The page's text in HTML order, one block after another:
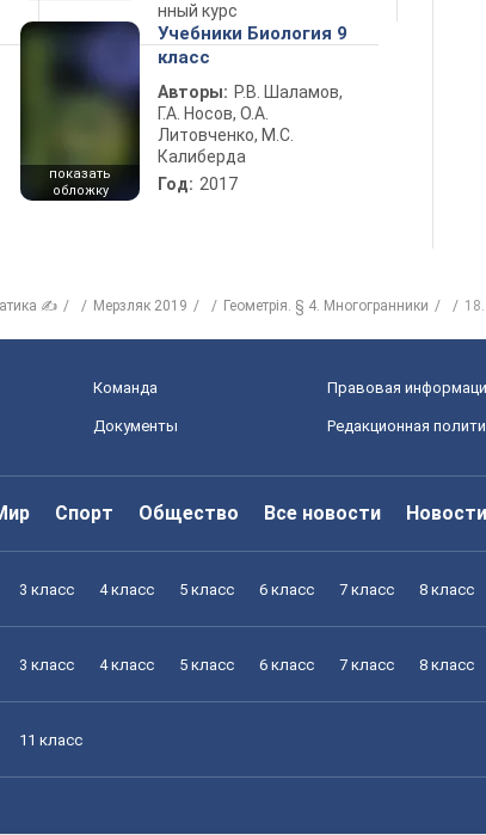
нный курс
показать
обложку
Учебники Биология 9
класс
Авторы: Р.В. Шаламов,
Г.А. Носов, О.А.
Литовченко, М.С.
Калиберда
Год: 2017
✍ Мерзляк 2019 Геометрія. § 4. Многогранники
Команда Правовая
Документы Редакционная
Спорт Общество Все новости
3 класс 4 класс 5 класс 6 класс 7 класс 8 класс
3 класс 4 класс 5 класс 6 класс 7 класс 8 класс
11 класс